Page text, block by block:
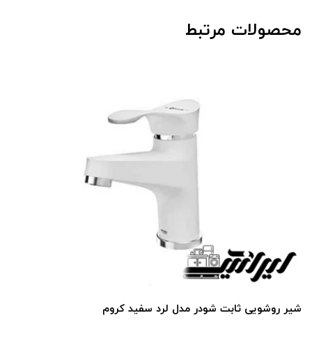
محصولات مرتبط
شیر روشویی ثابت شودر مدل لرد سفید کروم